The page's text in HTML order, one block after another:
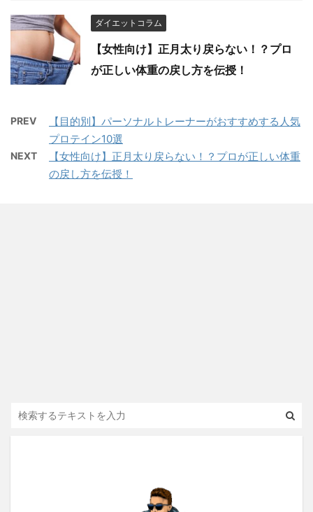
ダイエットコラム
【女性向け】正月太り戻らない！？プロ
が正しい体重の戻し方を伝授！
PREV
【目的別】パーソナルトレーナーがおすすめする人気
プロテイン10選
NEXT
【女性向け】正月太り戻らない！？プロが正しい体重
の戻し方を伝授！